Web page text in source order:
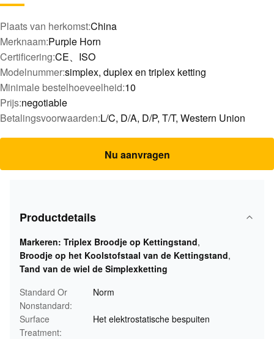
Plaats van herkomst:China
Merknaam:Purple Horn
Certificering:CE、ISO
Modelnummer:simplex, duplex en triplex ketting
Minimale bestelhoeveelheid:10
Prijs:negotiable
Betalingsvoorwaarden:L/C, D/A, D/P, T/T, Western Union
Nu aanvragen
Productdetails
Markeren: Triplex Broodje op Kettingstand,
Broodje op het Koolstofstaal van de Kettingstand,
Tand van de wiel de Simplexketting
Standard Or
Nonstandard:
Norm
Surface
Treatment:
Het elektrostatische bespuiten